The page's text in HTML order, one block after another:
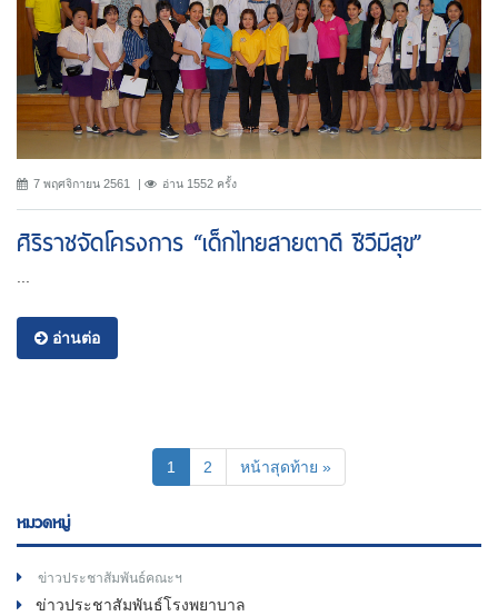
7 พฤศจิกายน 2561 อ่าน 1552 ครั้ง
ศิริราชจัดโครงการ “เด็กไทยสายตาดี ชีวีมีสุข”
อ่านต่อ
1 (current)
2 หน้าสุดท้าย »
หมวดหมู่
ข่าวประชาสัมพันธ์คณะฯ
ข่าวประชาสัมพันธ์โรงพยาบาล